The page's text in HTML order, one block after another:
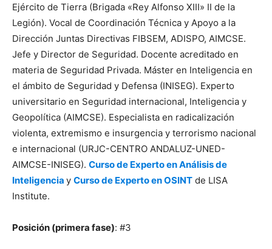
Ejército de Tierra (Brigada «Rey Alfonso XIII» II de la
Legión). Vocal de Coordinación Técnica y Apoyo a la
Dirección Juntas Directivas FIBSEM, ADISPO, AIMCSE.
Jefe y Director de Seguridad. Docente acreditado en
materia de Seguridad Privada. Máster en Inteligencia en
el ámbito de Seguridad y Defensa (INISEG). Experto
universitario en Seguridad internacional, Inteligencia y
Geopolítica (AIMCSE). Especialista en radicalización
violenta, extremismo e insurgencia y terrorismo nacional
e internacional (URJC-CENTRO ANDALUZ-UNED-
AIMCSE-INISEG). Curso de Experto en Análisis de
Inteligencia y Curso de Experto en OSINT de LISA
Institute.
Posición (primera fase): #3